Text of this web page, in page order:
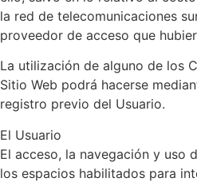
la red de telecomunicaciones
proveedor de acceso que
La utilización de alguno de los
Sitio Web podrá hacerse
registro previo del Usuario.
El Usuario
El acceso, la navegación y uso
los espacios habilitados para